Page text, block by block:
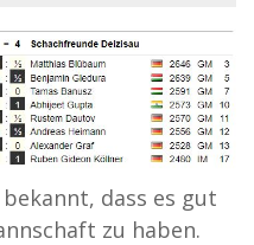
dass es gut
zu haben.